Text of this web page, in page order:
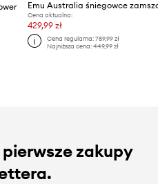
Cena aktualna:
429,99 zł
Cena regularna: 789,99 zł
Najniższa cena: 449,99 zł
zakupy